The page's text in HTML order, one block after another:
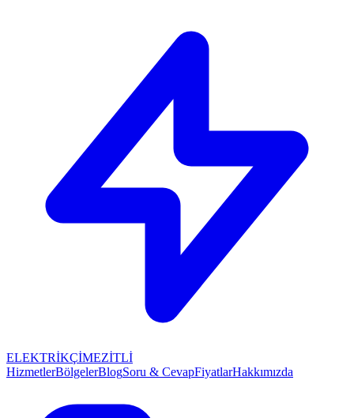
ELEKTRİKÇİMEZİTLİ
HizmetlerBölgelerBlogSoru & CevapFiyatlarHakkımızda